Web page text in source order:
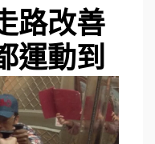
路改善
運動到